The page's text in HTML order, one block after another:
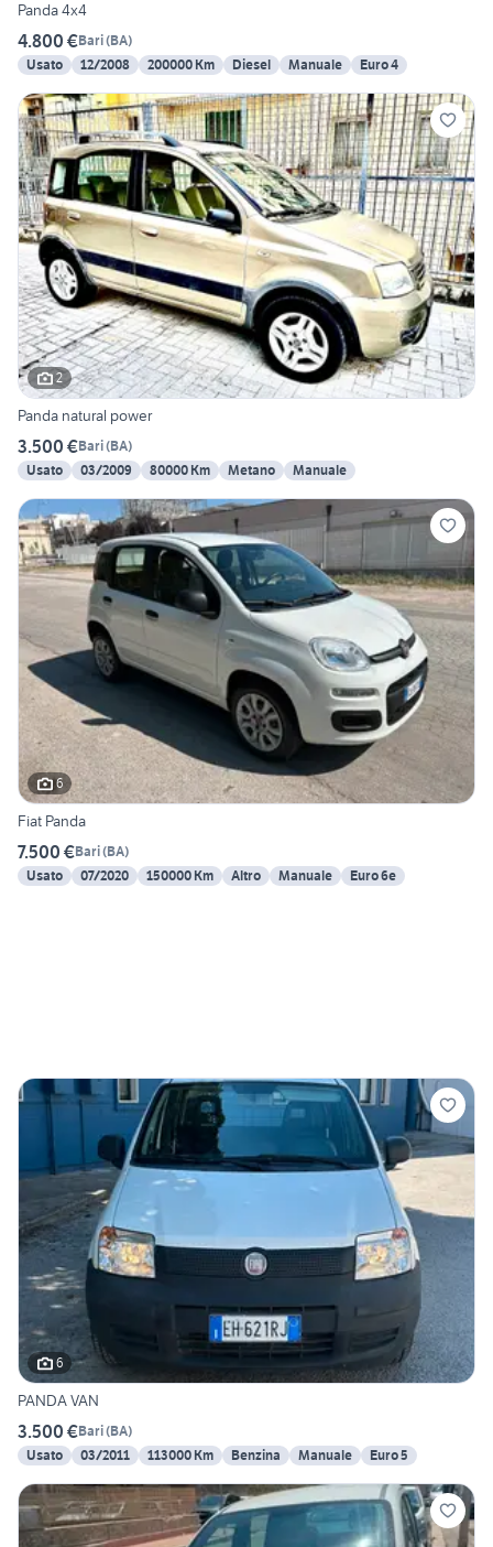
Panda 4x4
4.800 €Bari(BA)
Usato
12/2008 200000 Km Diesel Manuale Euro 4
2
Panda natural power
3.500 €Bari(BA)
Usato
03/2009 80000 Km Metano Manuale
6
Fiat Panda
7.500 €Bari(BA)
Usato
07/2020 150000 Km Altro Manuale Euro 6e
6
PANDA VAN
3.500 €Bari(BA)
Usato
03/2011 113000 Km Benzina Manuale Euro 5